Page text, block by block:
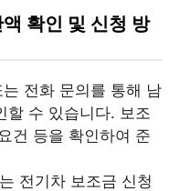
확인 및 신청 방
전화 문의를 통해 남
할 수 있습니다. 보조
건 등을 확인하여 준
전기차 보조금 신청